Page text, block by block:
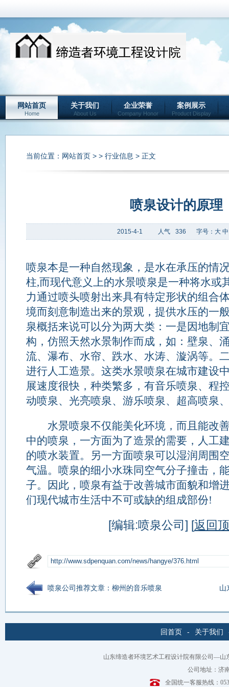
网站首页
Home
关于我们
About Us
企业荣誉
Company Honor
案例展示
Product Display
当前位置： 网站首页 > > 行业信息 > 正文
喷泉设计的原理
2015-4-1 人气 336 字号： 大 中
喷泉本是一种自然现象，是水在承压的情
柱,而现代意义上的水景喷泉是一种将水或
力通过喷头喷射出来具有特定形状的组合
境而刻意制造出来的景观，提供水压的一
泉概括来说可以分为两大类：一是因地制
构，仿照天然水景制作而成，如：壁泉、
流、瀑布、水帘、跌水、水涛、漩涡等。
进行人工造景。这类水景喷泉在城市建设
展速度很快，种类繁多，有音乐喷泉、程
动喷泉、光亮喷泉、游乐喷泉、超高喷泉
水景喷泉不仅能美化环境，而且能改
中的喷泉，一方面为了造景的需要，人工
的喷水装置。另一方面喷泉可以湿润周围
气温。喷泉的细小水珠同空气分子撞击，
子。因此，喷泉有益于改善城市面貌和增
们现代城市生活中不可或缺的组成部份!
[编辑:喷泉公司] [返回
喷泉公司推荐文章：柳州的音乐喷泉 山
回首页 - 关于我们
山东缔造者环境艺术工程设计院有限公司—
公司地址：济
全国统一客服热线：